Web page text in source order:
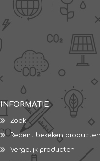
INFORMATIE
Zoek
Recent bekeken producten
Vergelijk producten